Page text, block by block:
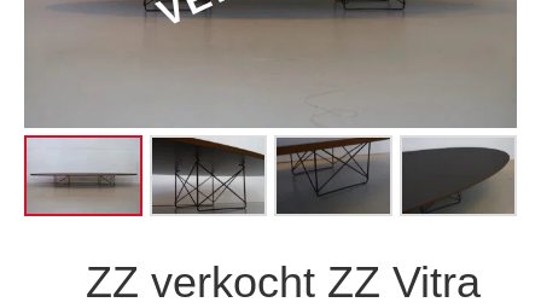
ZZ verkocht ZZ Vitra